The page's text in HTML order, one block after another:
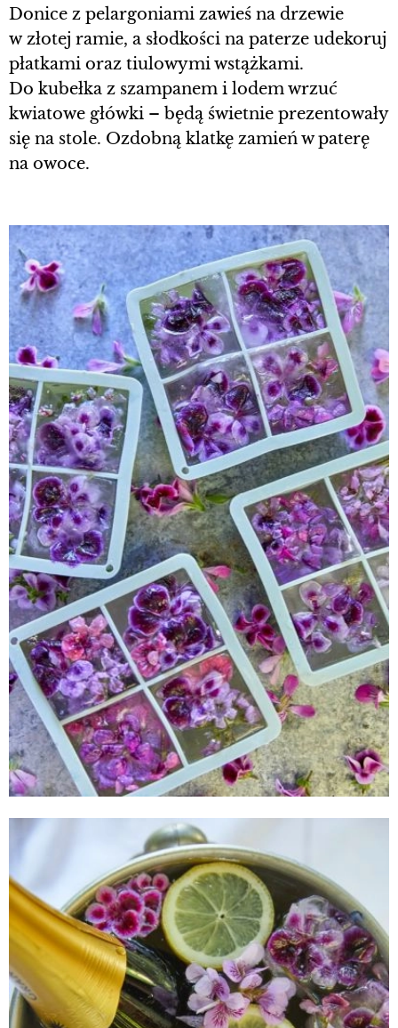
Donice z pelargoniami zawieś na drzewie
w złotej ramie, a słodkości na paterze udekoruj
płatkami oraz tiulowymi wstążkami.
Do kubełka z szampanem i lodem wrzuć
kwiatowe główki – będą świetnie prezentowały
się na stole. Ozdobną klatkę zamień w paterę
na owoce.